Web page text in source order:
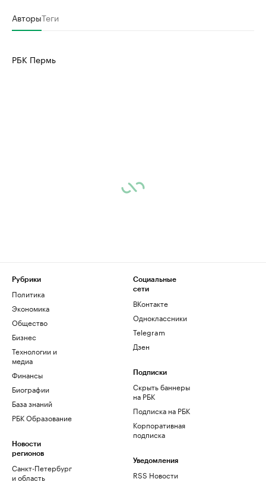
АвторыТеги
РБК Пермь
Рубрики
Политика
Экономика
Общество
Бизнес
Технологии и
медиа
Финансы
Биографии
База знаний
РБК Образование
Новости
регионов
Санкт-Петербург
и область
Социальные
сети
ВКонтакте
Одноклассники
Telegram
Дзен
Подписки
Скрыть баннеры
на РБК
Подписка на РБК
Корпоративная
подписка
Уведомления
RSS Новости